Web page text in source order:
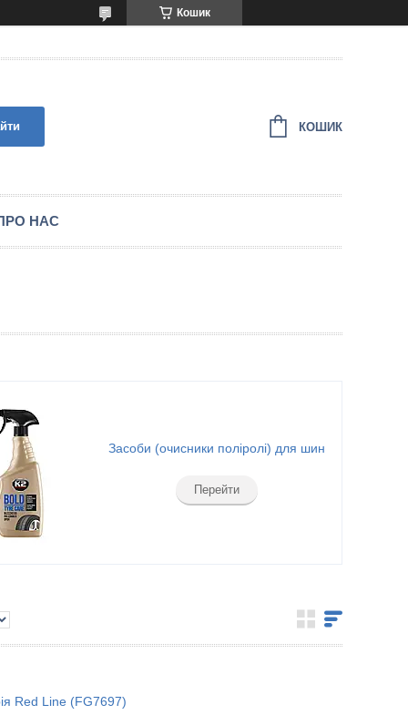
Кошик
КОШИК
НАС
Засоби (очисники поліролі) для шин
Перейти
Red Line (FG7697)